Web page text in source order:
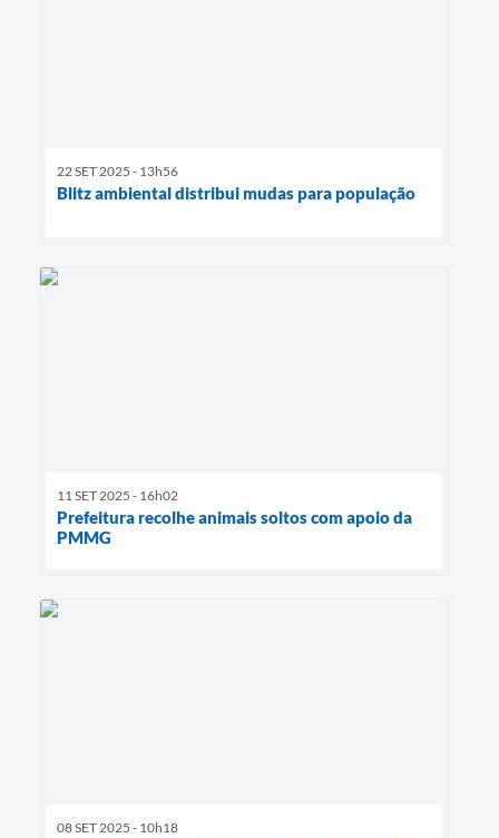
22 SET 2025 - 13h56
Blitz ambiental distribui mudas para população
11 SET 2025 - 16h02
Prefeitura recolhe animais soltos com apoio da
PMMG
08 SET 2025 - 10h18